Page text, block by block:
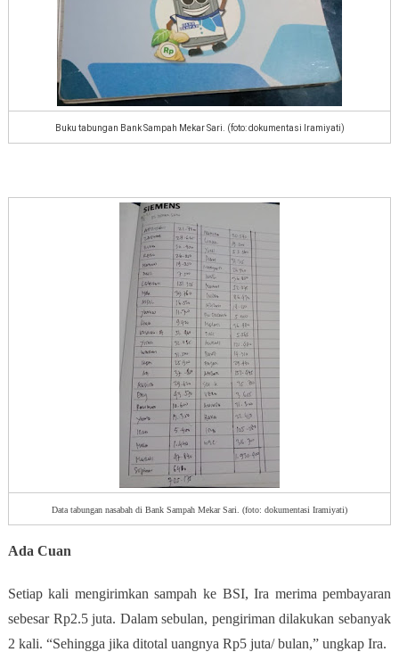
Buku tabungan Bank Sampah Mekar Sari. (foto: dokumentasi Iramiyati)
Data tabungan nasabah di Bank Sampah Mekar Sari. (foto: dokumentasi Iramiyati)
Ada Cuan
Setiap kali mengirimkan sampah ke BSI, Ira merima pembayaran
sebesar Rp2.5 juta. Dalam sebulan, pengiriman dilakukan sebanyak
2 kali. “Sehingga jika ditotal uangnya Rp5 juta/ bulan,” ungkap Ira.